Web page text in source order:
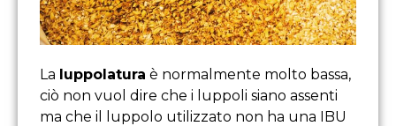
La luppolatura è normalmente molto bassa,
ciò non vuol dire che i luppoli siano assenti
ma che il luppolo utilizzato non ha una IBU